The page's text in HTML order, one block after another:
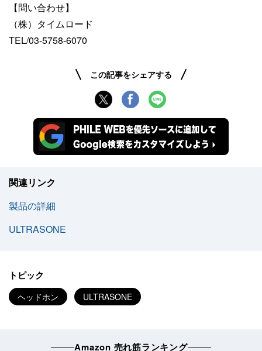
【問い合わせ】
（株）タイムロード
TEL/03-5758-6070
この記事をシェアする
関連リンク
製品の詳細
ULTRASONE
トピック
ヘッドホン ULTRASONE